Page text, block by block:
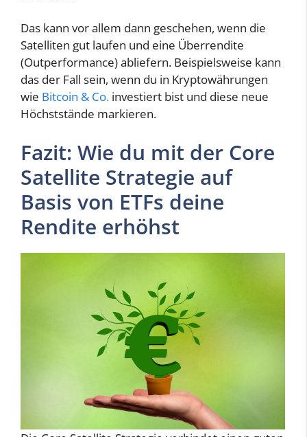
Das kann vor allem dann geschehen, wenn die
Satelliten gut laufen und eine Überrendite
(Outperformance) abliefern. Beispielsweise kann
das der Fall sein, wenn du in Kryptowährungen
wie Bitcoin & Co. investiert bist und diese neue
Höchststände markieren.
Fazit: Wie du mit der Core
Satellite Strategie auf
Basis von ETFs deine
Rendite erhöhst